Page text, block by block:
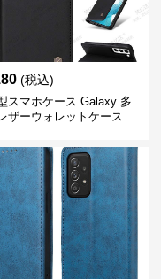
(税込)
スマホケース Galaxy 多
ザーウォレットケース